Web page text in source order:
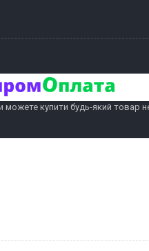
можете купити будь-який товар